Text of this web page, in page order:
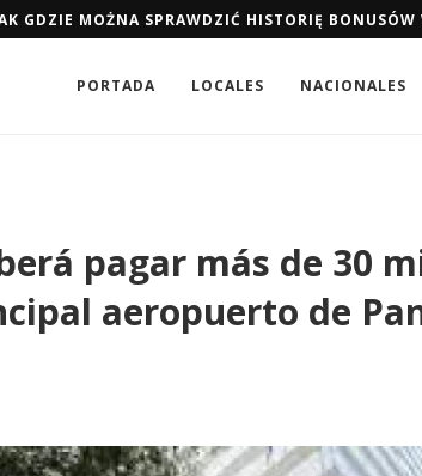
GDZIE MOŻNA SPRAWDZIĆ HISTORIĘ BONUSÓW
PORTADA LOCALES NACIONALES
pagar más de 30
aeropuerto de